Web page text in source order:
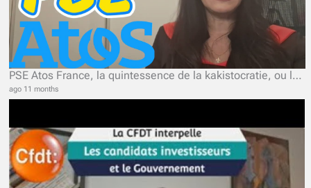
PSE Atos France, la quintessence de la kakistocratie, ou le pouvoir des pires
ago 11 months